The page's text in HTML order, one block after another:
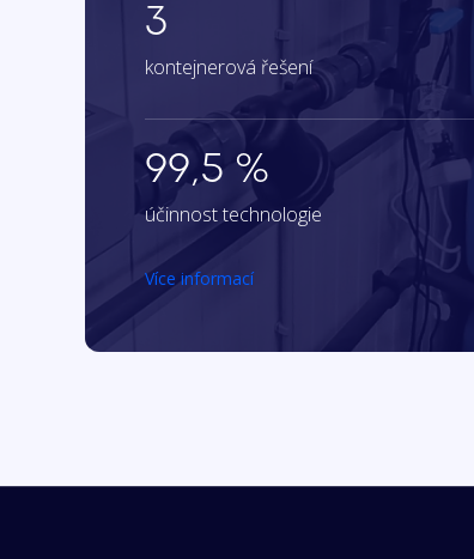
3
kontejnerová řešení
99,5 %
účinnost technologie
Více informací